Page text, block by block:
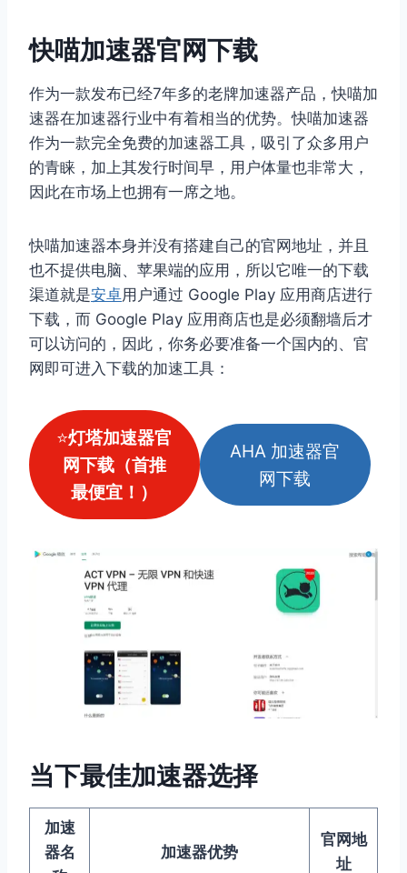
快喵加速器官网下载
作为一款发布已经7年多的老牌加速器产品，快喵加
速器在加速器行业中有着相当的优势。快喵加速器
作为一款完全免费的加速器工具，吸引了众多用户
的青睐，加上其发行时间早，用户体量也非常大，
因此在市场上也拥有一席之地。
快喵加速器本身并没有搭建自己的官网地址，并且
也不提供电脑、苹果端的应用，所以它唯一的下载
渠道就是安卓用户通过 Google Play 应用商店进行
下载，而 Google Play 应用商店也是必须翻墙后才
可以访问的，因此，你务必要准备一个国内的、官
网即可进入下载的加速工具：
⭐灯塔加速器官
网下载（首推
最便宜！）
AHA 加速器官
网下载
当下最佳加速器选择
加速
器名
加速器优势
官网地
址